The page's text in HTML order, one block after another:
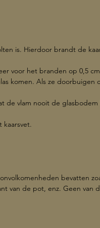
is. Hierdoor brandt de
voor het branden op 0,5
komen. Als ze doorbuigen
de vlam nooit de
kaarsvet.
bevatten
van de pot, enz. Geen van